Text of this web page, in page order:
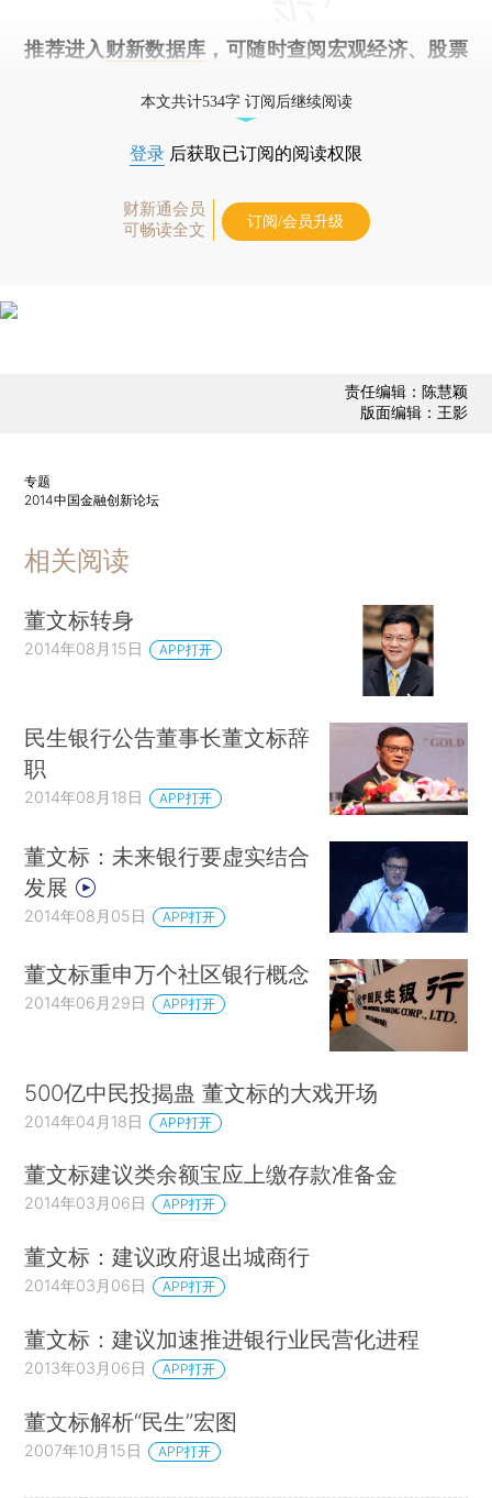
推荐进入 财新数据库 ，可随时查阅宏观经济、股票
本文共计534字 订阅后继续阅读
登录 后获取已订阅的阅读权限
财新通会员
可畅读全文
订阅/会员升级
责任编辑：陈慧颖
版面编辑：王影
专题
2014中国金融创新论坛
相关阅读
董文标转身
2014年08月15日 APP打开
民生银行公告董事长董文标辞
职
2014年08月18日 APP打开
董文标：未来银行要虚实结合
发展
2014年08月05日 APP打开
董文标重申万个社区银行概念
2014年06月29日 APP打开
500亿中民投揭蛊 董文标的大戏开场
2014年04月18日 APP打开
董文标建议类余额宝应上缴存款准备金
2014年03月06日 APP打开
董文标：建议政府退出城商行
2014年03月06日 APP打开
董文标：建议加速推进银行业民营化进程
2013年03月06日 APP打开
董文标解析“民生”宏图
2007年10月15日 APP打开